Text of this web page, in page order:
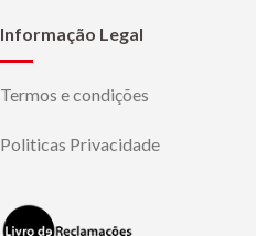
Informação Legal
Termos e condições
Politicas Privacidade